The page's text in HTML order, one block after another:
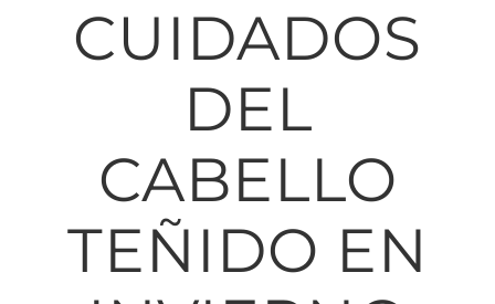
CUIDADOS
DEL
CABELLO
TEÑIDO EN